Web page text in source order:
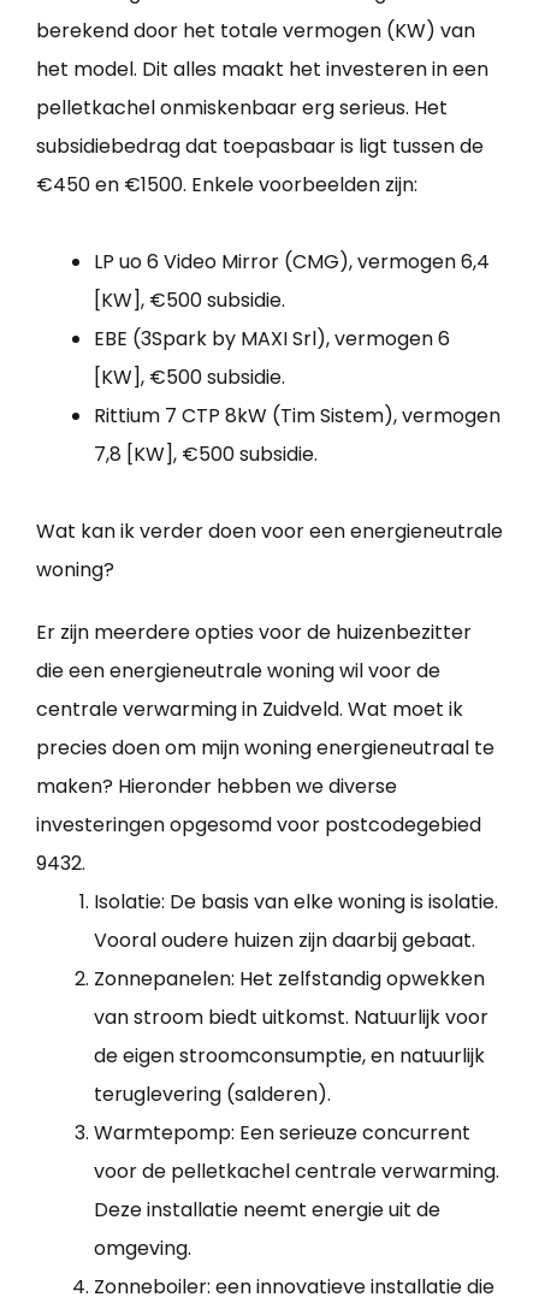
berekend door het totale vermogen (KW) van
het model. Dit alles maakt het investeren in een
pelletkachel onmiskenbaar erg serieus. Het
subsidiebedrag dat toepasbaar is ligt tussen de
€450 en €1500. Enkele voorbeelden zijn:
LP uo 6 Video Mirror (CMG), vermogen 6,4
[KW], €500 subsidie.
EBE (3Spark by MAXI Srl), vermogen 6
[KW], €500 subsidie.
Rittium 7 CTP 8kW (Tim Sistem), vermogen
7,8 [KW], €500 subsidie.
Wat kan ik verder doen voor een energieneutrale
woning?
Er zijn meerdere opties voor de huizenbezitter
die een energieneutrale woning wil voor de
centrale verwarming in Zuidveld. Wat moet ik
precies doen om mijn woning energieneutraal te
maken? Hieronder hebben we diverse
investeringen opgesomd voor postcodegebied
9432.
Isolatie: De basis van elke woning is isolatie.
Vooral oudere huizen zijn daarbij gebaat.
Zonnepanelen: Het zelfstandig opwekken
van stroom biedt uitkomst. Natuurlijk voor
de eigen stroomconsumptie, en natuurlijk
teruglevering (salderen).
Warmtepomp: Een serieuze concurrent
voor de pelletkachel centrale verwarming.
Deze installatie neemt energie uit de
omgeving.
Zonneboiler: een innovatieve installatie die